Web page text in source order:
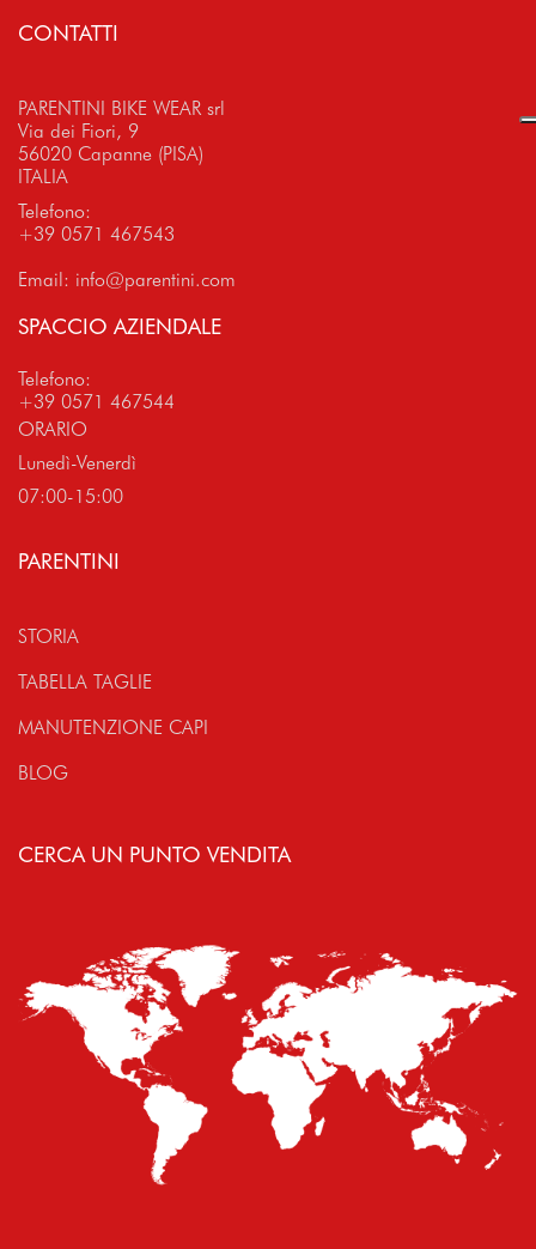
CONTATTI
PARENTINI BIKE WEAR srl
Via dei Fiori, 9
56020 Capanne (PISA)
ITALIA
Telefono:
+39 0571 467543
Email: info@parentini.com
SPACCIO AZIENDALE
Telefono:
+39 0571 467544
ORARIO
Lunedì-Venerdì
07:00-15:00
PARENTINI
STORIA
TABELLA TAGLIE
MANUTENZIONE CAPI
BLOG
CERCA UN PUNTO VENDITA